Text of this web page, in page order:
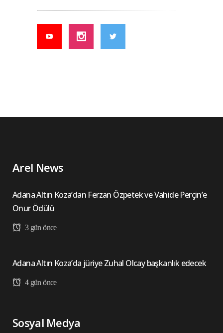
Arel News
Adana Altın Koza’dan Ferzan Özpetek ve Vahide Perçin’e
Onur Ödülü
3 gün önce
Adana Altın Koza’da jüriye Zuhal Olcay başkanlık edecek
4 gün önce
Sosyal Medya